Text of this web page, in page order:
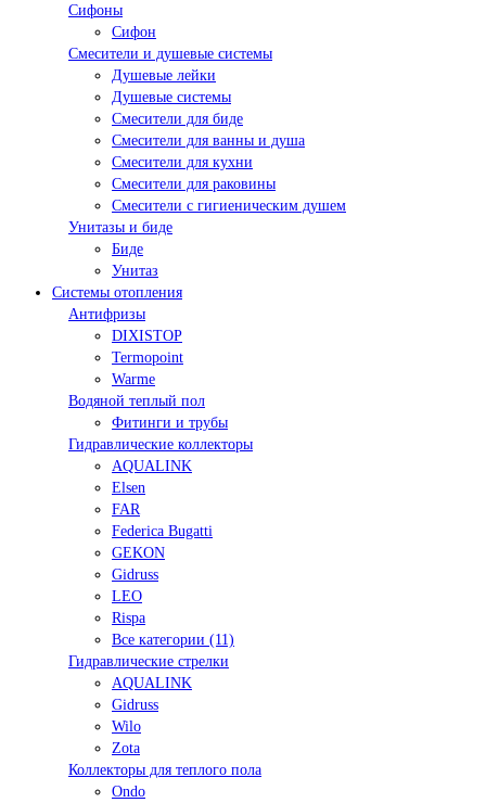
Сифоны
Сифон
Смесители и душевые системы
Душевые лейки
Душевые системы
Смесители для биде
Смесители для ванны и душа
Смесители для кухни
Смесители для раковины
Смесители с гигиеническим душем
Унитазы и биде
Биде
Унитаз
Системы отопления
Антифризы
DIXISTOP
Termopoint
Warme
Водяной теплый пол
Фитинги и трубы
Гидравлические коллекторы
AQUALINK
Elsen
FAR
Federica Bugatti
GEKON
Gidruss
LEO
Rispa
Все категории (11)
Гидравлические стрелки
AQUALINK
Gidruss
Wilo
Zota
Коллекторы для теплого пола
Ondo